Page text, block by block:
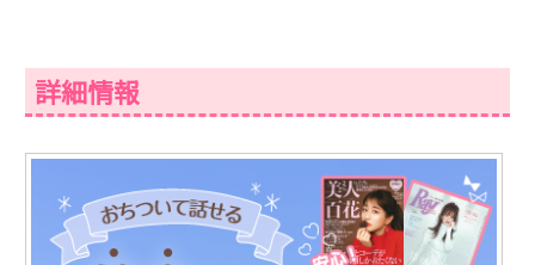
詳細情報